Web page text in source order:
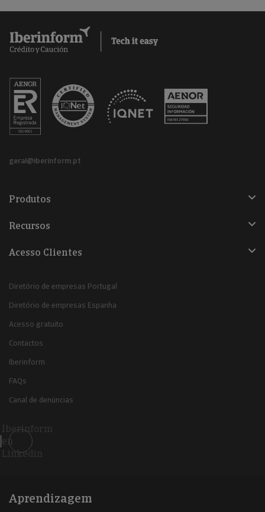
geral@iberinform.pt
Produtos
Recursos
Acesso Clientes
Diretório de empresas Portugal
Diretório de empresas Espanha
Acesso gratuito
Contactos
Iberinform
FAQs
Canal de denúncias
Iberinform
en
Linkedin
Aprendizagem